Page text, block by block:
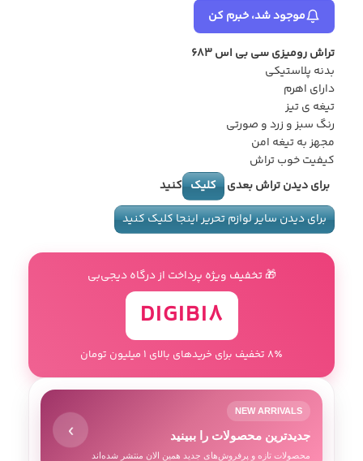
موجود شد، خبرم کن
تراش رومیزی سی بی اس 683
بدنه پلاستیکی
دارای اهرم
تیغه ی تیز
رنگ سبز و زرد و صورتی
مجهز به تیغه امن
کیفیت خوب تراش
برای دیدن تراش بعدی
کلیک کنید
برای دیدن سایر لوازم تحریر اینجا کلیک کنید
🎁 تخفیف ویژه پرداخت از درگاه دیجی‌بی
DIGIBI8
8٪ تخفیف برای خریدهای بالای 1 میلیون تومان
NEW ARRIVALS
جدیدترین محصولات را ببینید
محصولات تازه و پرفروش‌های جدید همین الان منتشر شده‌اند
›